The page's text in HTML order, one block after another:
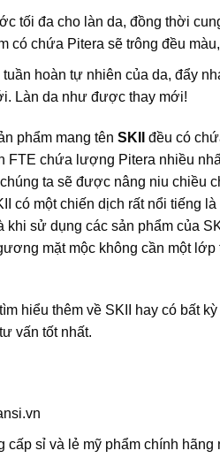
tối đa cho làn da, đồng thời
có chứa Pitera sẽ trông đều
hoàn tự nhiên của da, đẩy
Làn da như được thay mới!
phẩm mang tên SKII
đều có
FTE chứa lượng Pitera nhiều
ta sẽ được nâng niu chiều
có một chiến dịch rất nổi tiếng
khi sử dụng các sản phẩm của
mặt mộc không cần một
hiểu thêm về SKII hay có bất
vấn tốt nhất.
cấp sỉ và lẻ mỹ phẩm chính